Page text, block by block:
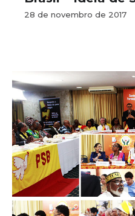
28 de novembro de 2017